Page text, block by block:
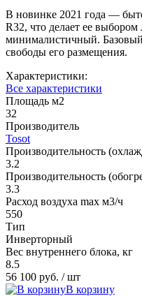
В новинке 2021 года —
R32, что делает ее
минималистичный.
свободы его размещения.
Характеристики:
Все характеристики
Площадь м2
32
Производитель
Tosot
Производительность
3.2
Производительность
3.3
Расход воздуха max м3/ч
550
Тип
Инверторный
Вес внутреннего блока, кг
8.5
56 100 руб. / шт
В корзину